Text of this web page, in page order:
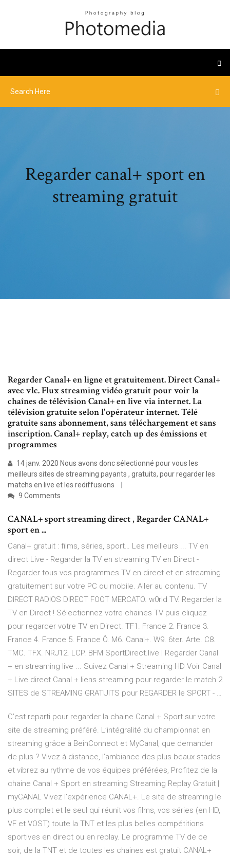
Regarder canal+ sport en
streaming gratuit
Regarder Canal+ en ligne et gratuitement. Direct Canal+
avec vlc. Flux streaming vidéo gratuit pour voir la
chaînes de télévision Canal+ en live via internet. La
télévision gratuite selon l'opérateur internet. Télé
gratuite sans abonnement, sans téléchargement et sans
inscription. Canal+ replay, catch up des émissions et
programmes
14 janv. 2020 Nous avons donc sélectionné pour vous les
meilleurs sites de streaming payants , gratuits, pour regarder les
matchs en live et les rediffusions
9 Comments
CANAL+ sport streaming direct , Regarder CANAL+
sport en ...
Canal+ gratuit : films, séries, sport… Les meilleurs ... TV en
direct Live - Regarder la TV en streaming TV en Direct -
Regarder tous vos programmes TV en direct et en streaming
gratuitement sur votre PC ou mobile. Aller au contenu. TV
DIRECT RADIOS DIRECT FOOT MERCATO. w0rld TV. Regarder la
TV en Direct ! Sélectionnez votre chaines TV puis cliquez
pour regarder votre TV en Direct. TF1. France 2. France 3.
France 4. France 5. France Ô. M6. Canal+. W9. 6ter. Arte. C8.
TMC. TFX. NRJ12. LCP. BFM SportDirect.live | Regarder Canal
+ en streaming live ... Suivez Canal + Streaming HD Voir Canal
+ Live direct Canal + liens streaming pour regarder le match 2
SITES de STREAMING GRATUITS pour REGARDER le SPORT - …
C’est reparti pour regarder la chaine Canal + Sport sur votre
site de streaming préféré. L’intégralité du championnat en
streaming grâce à BeinConnect et MyCanal, que demander
de plus ? Vivez à distance, l’ambiance des plus beaux stades
et vibrez au rythme de vos équipes préférées, Profitez de la
chaine Canal + Sport en streaming Streaming Replay Gratuit |
myCANAL Vivez l’expérience CANAL+. Le site de streaming le
plus complet et le seul qui réunit vos films, vos séries (en HD,
VF et VOST) toute la TNT et les plus belles compétitions
sportives en direct ou en replay. Le programme TV de ce
soir, de la TNT et de toutes les chaines est gratuit CANAL+